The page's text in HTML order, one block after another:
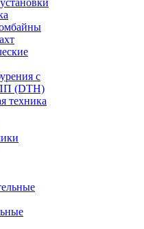
с
(DTH)
техника